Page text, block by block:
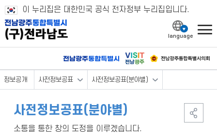
이 누리집은 대한민국 공식 전자정부 누리집입니다.
정보공개 사전정보공표 사전정보공표(분야별)
사전정보공표(분야별)
소통을 통한 창의 도정을 이루겠습니다.